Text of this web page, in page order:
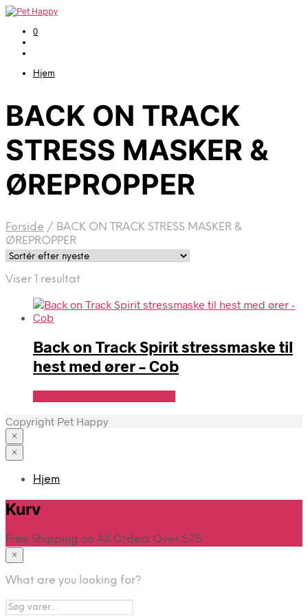
0
Hjem
BACK ON TRACK
STRESS MASKER &
ØREPROPPER
Forside / BACK ON TRACK STRESS MASKER &
ØREPROPPER
Viser 1 resultat
Back on Track Spirit stressmaske til
hest med ører – Cob
Copyright Pet Happy
×
×
Hjem
Kurv
Free Shipping on All Orders Over $75
×
What are you looking for?